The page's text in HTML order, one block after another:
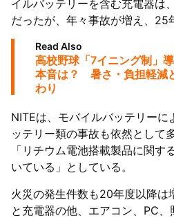
イルバッテリーを含む充電器は
だったが、年々事故が増え、25
Read Also
高校野球「7イニング制」
本音は？ 暑さ・負担軽減
わり
NITEは、モバイルバッテリー
ッテリー類の事故も依然として
「リチウム電池搭載製品に関す
いている」としている。
火災の発生件数も20年度以降は
と充電器の他、エアコン、PC